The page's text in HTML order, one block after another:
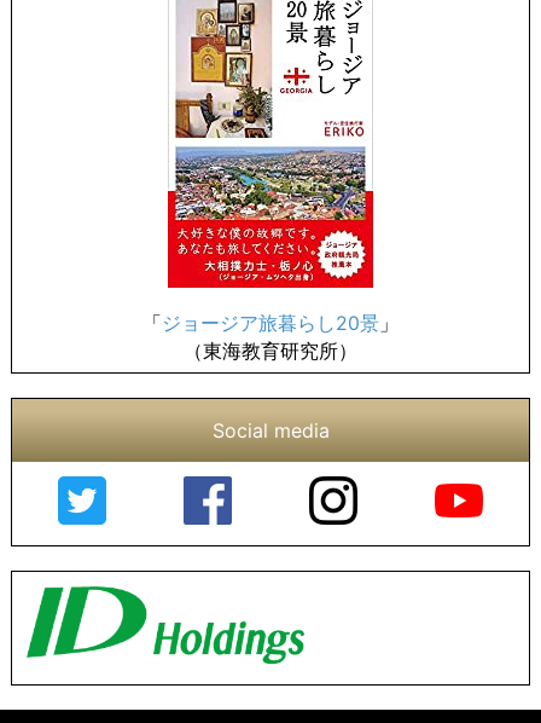
「ジョージア旅暮らし20景 」
（東海教育研究所）
Social media